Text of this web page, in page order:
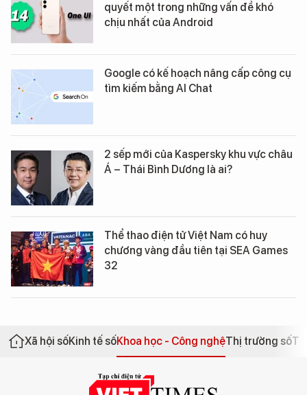
quyết một trong những vấn đề khó
chịu nhất của Android
Google có kế hoạch nâng cấp công cụ
tìm kiếm bằng AI Chat
2 sếp mới của Kaspersky khu vực châu
Á – Thái Bình Dương là ai?
Thể thao điện tử Việt Nam có huy
chương vàng đầu tiên tại SEA Games
32
Xã hội sốKinh tế sốKhoa học - Công nghệThị trường số